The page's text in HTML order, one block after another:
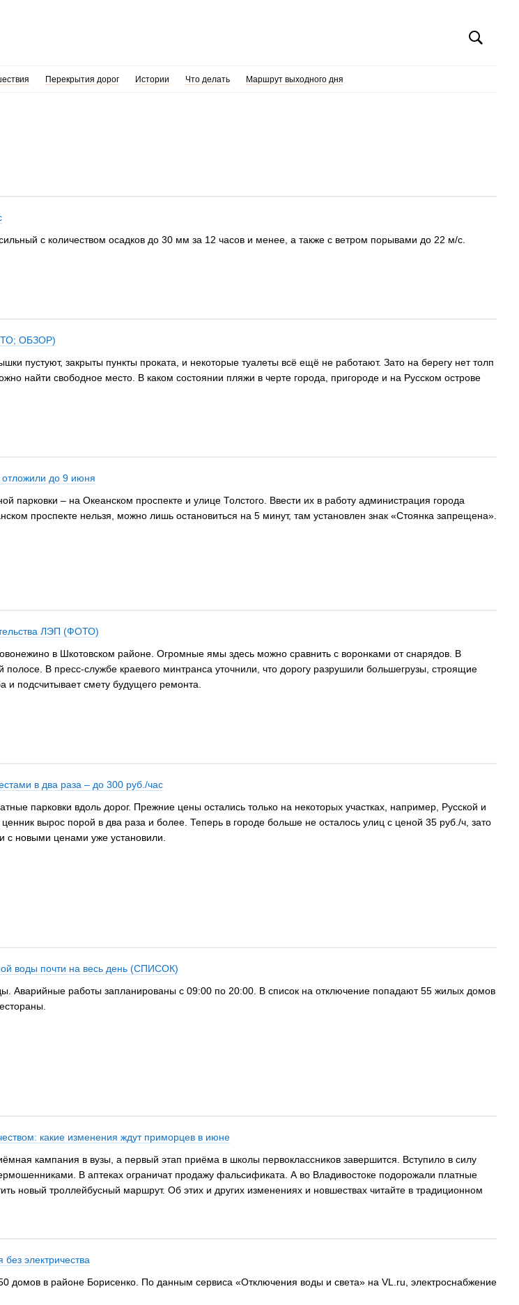
Перекрытия дорог Истории Что делать Маршрут выходного дня
с количеством осадков до 30 мм за 12 часов и менее, а также с ветром порывами до 22 м/с.
ОБЗОР)
пустуют, закрыты пункты проката, и некоторые туалеты всё ещё не работают. Зато на берегу нет толп
найти свободное место. В каком состоянии пляжи в черте города, пригороде и на Русском острове
отложили до 9 июня
парковки – на Океанском проспекте и улице Толстого. Ввести их в работу администрация города
проспекте нельзя, можно лишь остановиться на 5 минут, там установлен знак «Стоянка запрещена».
ЛЭП (ФОТО)
в Шкотовском районе. Огромные ямы здесь можно сравнить с воронками от снарядов. В
полосе. В пресс-службе краевого минтранса уточнили, что дорогу разрушили большегрузы, строящие
подсчитывает смету будущего ремонта.
в два раза – до 300 руб./час
парковки вдоль дорог. Прежние цены остались только на некоторых участках, например, Русской и
вырос порой в два раза и более. Теперь в городе больше не осталось улиц с ценой 35 руб./ч, зато
с новыми ценами уже установили.
воды почти на весь день (СПИСОК)
Аварийные работы запланированы с 09:00 по 20:00. В список на отключение попадают 55 жилых домов
какие изменения ждут приморцев в июне
кампания в вузы, а первый этап приёма в школы первоклассников завершится. Вступило в силу
В аптеках ограничат продажу фальсификата. А во Владивостоке подорожали платные
новый троллейбусный маршрут. Об этих и других изменениях и новшествах читайте в традиционном
электричества
домов в районе Борисенко. По данным сервиса «Отключения воды и света» на VL.ru, электроснабжение